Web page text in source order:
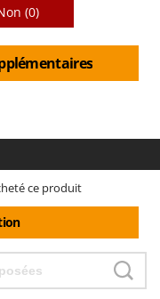
(0)
ce produit